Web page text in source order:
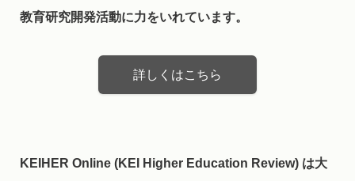
教育研究開発活動に力をいれています。
詳しくはこちら
KEIHER Online (KEI Higher Education Review) は大